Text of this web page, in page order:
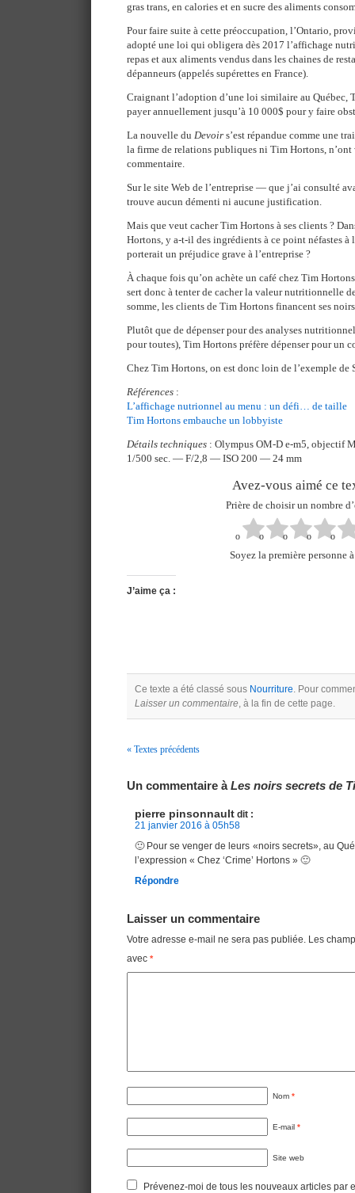
gras trans, en calories et en sucre des aliments
Pour faire suite à cette préoccupation, l’Ontario,
adopté une loi qui obligera dès 2017 l’affichage
repas et aux aliments vendus dans les chaines de
dépanneurs (appelés supérettes en France).
Craignant l’adoption d’une loi similaire au Québec,
payer annuellement jusqu’à 10 000$ pour y faire
La nouvelle du Devoir s’est répandue comme une
la firme de relations publiques ni Tim Hortons, n’ont
commentaire.
Sur le site Web de l’entreprise — que j’ai consulté
trouve aucun démenti ni aucune justification.
Mais que veut cacher Tim Hortons à ses clients ?
Hortons, y a-t-il des ingrédients à ce point néfastes
porterait un préjudice grave à l’entreprise ?
À chaque fois qu’on achète un café chez Tim
sert donc à tenter de cacher la valeur nutritionnelle
somme, les clients de Tim Hortons financent ses
Plutôt que de dépenser pour des analyses
pour toutes), Tim Hortons préfère dépenser pour un
Chez Tim Hortons, on est donc loin de l’exemple de
Références :
L’affichage nutrionnel au menu : un défi… de taille
Tim Hortons embauche un lobbyiste
Détails techniques : Olympus OM-D e-m5, objectif
1/500 sec. — F/2,8 — ISO 200 — 24 mm
Avez-vous aimé ce
Prière de choisir un nombre
Soyez la première personne
J’aime ça :
Ce texte a été classé sous Nourriture. Pour
Laisser un commentaire, à la fin de cette page.
« Textes précédents
Un commentaire àLes noirs secrets de
pierre pinsonnault dit :
21 janvier 2016 à 05h58
🙂 Pour se venger de leurs «noirs secrets», au
l’expression « Chez ‘Crime’ Hortons » 🙂
Répondre
Laisser un commentaire
Votre adresse e-mail ne sera pas publiée. Les
avec *
Nom *
E-mail *
Site web
Prévenez-moi de tous les nouveaux articles par